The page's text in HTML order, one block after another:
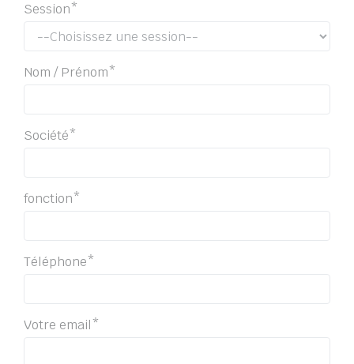
Session*
Nom / Prénom*
Société*
fonction*
Téléphone*
Votre email*